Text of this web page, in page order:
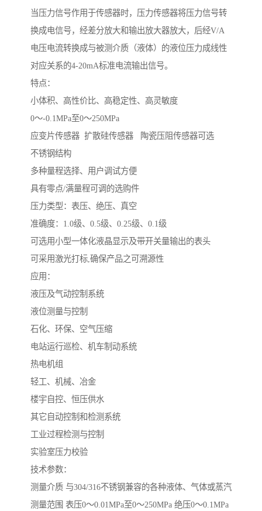
当压力信号作用于传感器时，压力传感器将压力信号转
换成电信号，经差分放大和输出放大器放大，后经V/A
电压电流转换成与被测介质（液体）的液位压力成线性
对应关系的4-20mA标准电流输出信号。
特点：
小体积、高性价比、高稳定性、高灵敏度
0～-0.1MPa至0～250MPa
应变片传感器 扩散硅传感器 陶瓷压阻传感器可选
不锈钢结构
多种量程选择、用户调试方便
具有零点/满量程可调的选购件
压力类型：表压、绝压、真空
准确度：1.0级、0.5级、0.25级、0.1级
可选用小型一体化液晶显示及带开关量输出的表头
可采用激光打标,确保产品之可溯源性
应用：
液压及气动控制系统
液位测量与控制
石化、环保、空气压缩
电站运行巡检、机车制动系统
热电机组
轻工、机械、冶金
楼宇自控、恒压供水
其它自动控制和检测系统
工业过程检测与控制
实验室压力校验
技术参数：
测量介质 与304/316不锈钢兼容的各种液体、气体或蒸汽
测量范围 表压0～0.01MPa至0～250MPa 绝压0～0.1MPa